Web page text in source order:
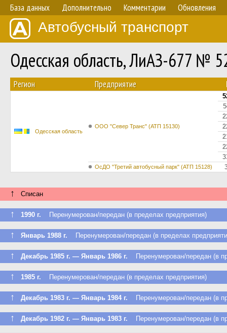
База данных Дополнительно Комментарии Обновления
Автобусный транспорт
Одесская область, ЛиАЗ-677 №
Регион Предприятие
Одесская область
ООО "Север Транс" (АТП 15130)
ОсДО "Третий автобусный парк" (АТП 15128)
↑ Списан
↑ 1990 г. Перенумерован/передан (в пределах предприятия)
↑ Январь 1988 г. Перенумерован/передан (в пределах
↑ Декабрь 1985 г. — Январь 1986 г. Перенумерован/передан (в
↑ 1985 г. Перенумерован/передан (в пределах предприятия)
↑ Декабрь 1983 г. — Январь 1984 г. Перенумерован/передан (в
↑ Декабрь 1982 г. — Январь 1983 г. Перенумерован/передан (в